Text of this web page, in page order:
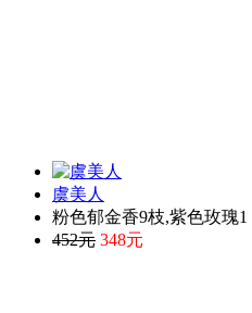
虞美人
粉色郁金香9枝,紫色玫瑰1
452元 348元